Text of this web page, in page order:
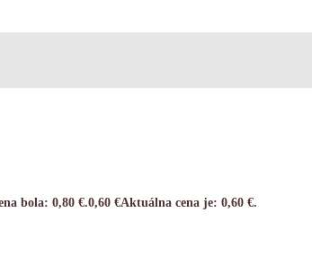
bola: 0,80 €.0,60 €Aktuálna cena je: 0,60 €.